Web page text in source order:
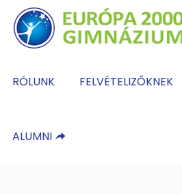
RÓLUNK FELVÉTELIZŐKNEK
ALUMNI